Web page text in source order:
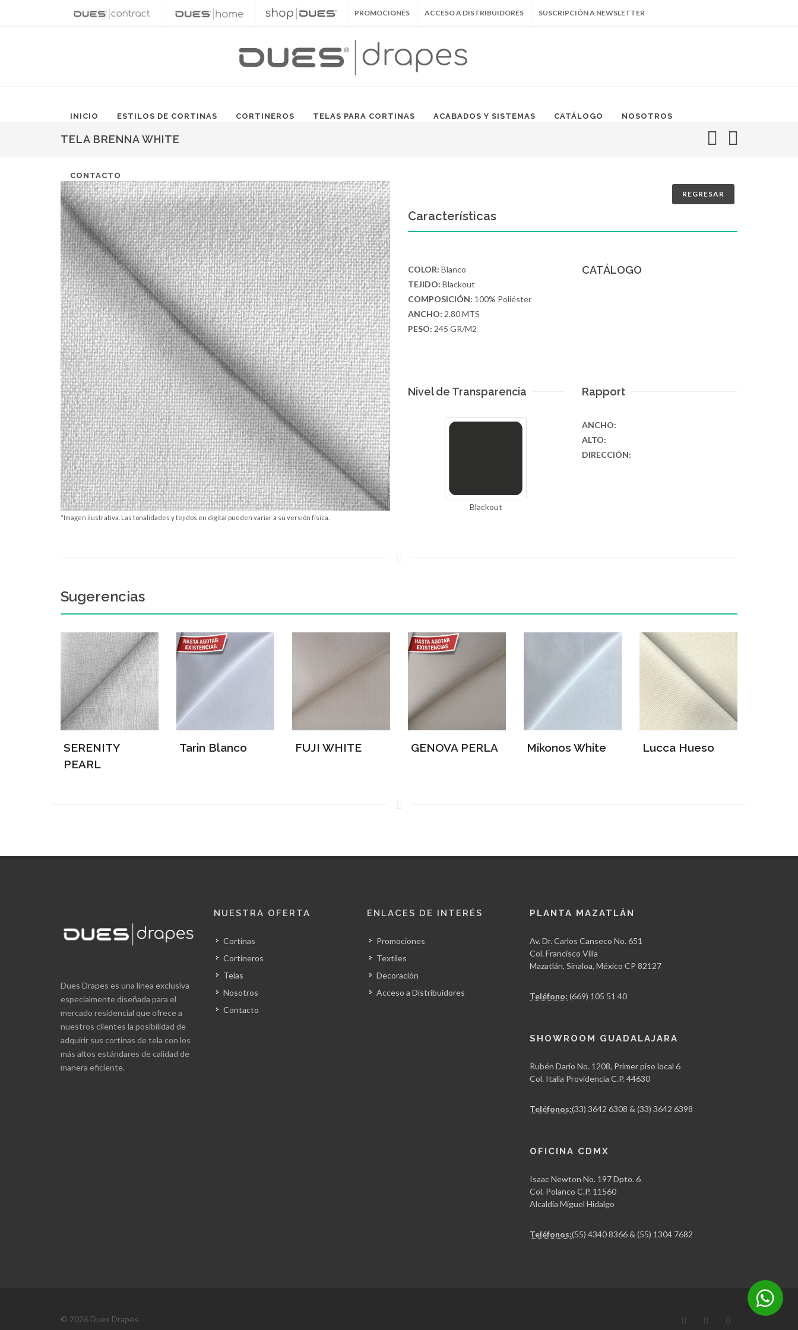
PROMOCIONES ACCESO A DISTRIBUIDORES SUSCRIPCIÓN A NEWSLETTER
INICIO ESTILOS DE CORTINAS CORTINEROS TELAS PARA CORTINAS ACABADOS Y SISTEMAS CATÁLOGO NOSOTROS
CONTACTO
TELA BRENNA WHITE
*Imagen ilustrativa. Las tonalidades y tejidos en digital pueden variar a su versión física.
REGRESAR
Características
COLOR: Blanco
TEJIDO: Blackout
COMPOSICIÓN: 100% Poliéster
ANCHO: 2.80 MTS
PESO: 245 GR/M2
CATÁLOGO
Nivel de Transparencia
Blackout
Rapport
ANCHO:
ALTO:
DIRECCIÓN:
Sugerencias
SERENITY
PEARL
Tarin Blanco FUJI WHITE GENOVA PERLA Mikonos White Lucca Hueso
Dues Drapes es una línea exclusiva
especialmente diseñada para el
mercado residencial que ofrece a
nuestros clientes la posibilidad de
adquirir sus cortinas de tela con los
más altos estándares de calidad de
manera eficiente.
NUESTRA OFERTA
Cortinas
Cortineros
Telas
Nosotros
Contacto
ENLACES DE INTERÉS
Promociones
Textiles
Decoración
Acceso a Distribuidores
PLANTA MAZATLÁN
Av. Dr. Carlos Canseco No. 651
Col. Francisco Villa
Mazatlán, Sinaloa, México CP 82127
Teléfono: (669) 105 51 40
SHOWROOM GUADALAJARA
Rubén Darío No. 1208, Primer piso local 6
Col. Italia Providencia C.P. 44630
Teléfonos:(33) 3642 6308 & (33) 3642 6398
OFICINA CDMX
Isaac Newton No. 197 Dpto. 6
Col. Polanco C.P. 11560
Alcaldía Miguel Hidalgo
Teléfonos:(55) 4340 8366 & (55) 1304 7682
© 2026 Dues Drapes